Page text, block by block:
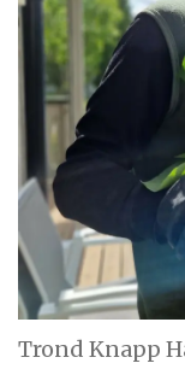
Trond Knapp